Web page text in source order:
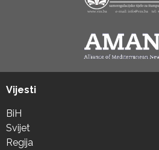
Vijesti
BiH
Svijet
Regija